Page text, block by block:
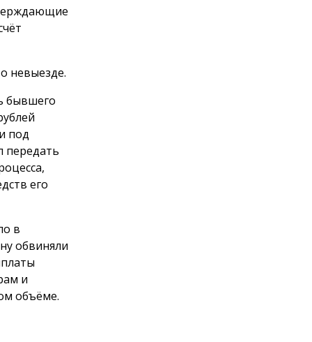
невыезде.
бывшего
под
передать
его
в
обвиняли
и
объёме.